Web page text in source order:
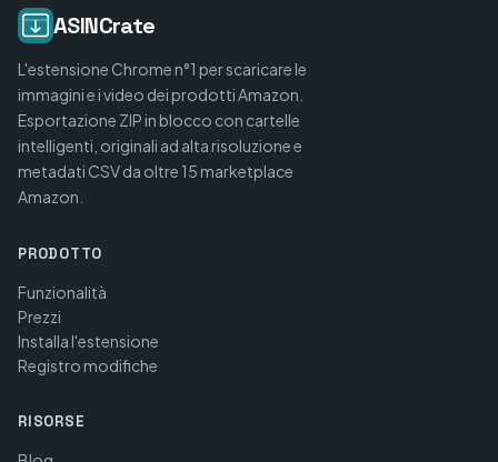
ASINCrate
L'estensione Chrome n°1 per scaricare le
immagini e i video dei prodotti Amazon.
Esportazione ZIP in blocco con cartelle
intelligenti, originali ad alta risoluzione e
metadati CSV da oltre 15 marketplace
Amazon.
PRODOTTO
Funzionalità
Prezzi
Installa l'estensione
Registro modifiche
RISORSE